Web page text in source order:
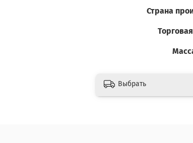
Страна
Выбрать